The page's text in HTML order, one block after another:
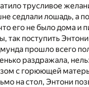
трусливое
седлали лошадь, а
его не было дома и
так поступить
прошло всего
раздражала,
с горюющей
на стол, Энтони